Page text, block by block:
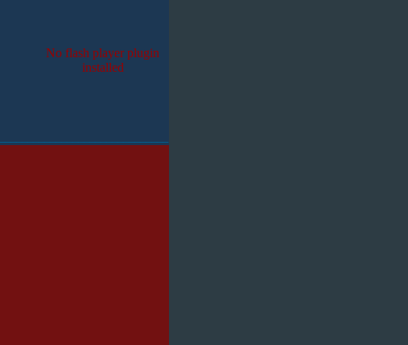
No flash player plugin
installed